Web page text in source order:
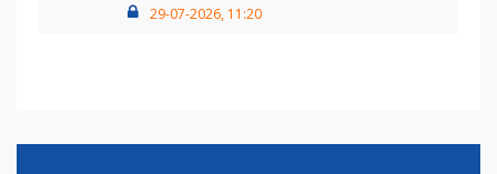
29-07-2026, 11:20